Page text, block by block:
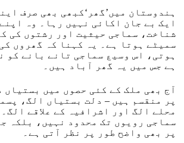
ہندوستان میں’گھر‘کبھی بھی صرف
ایک بے جان اکائی نہیں رہا۔ وہ
شناخت، سماجی حیثیت اور رشتوں کی
سمیٹے ہوتا ہے۔ یہ کہنا کہ گھروں
ہوتی، اس وسیع سماجی تانے بانے کو
ہے جس میں یہ گھر آباد ہیں۔
آج بھی ملک کے کئی حصوں میں بستیاں
پر منقسم ہیں – دلت بستیاں الگ،
محلے الگ اور اشرافیہ کے علاقے
سماجی رویوں تک محدود نہیں، بلکہ
پر بھی واضح طور پر نظر آتی ہے۔